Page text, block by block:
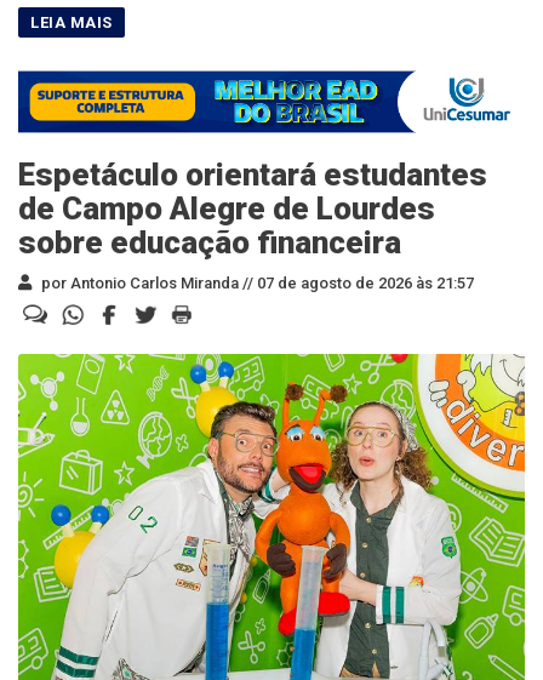
Espetáculo orientará estudantes
de Campo Alegre de Lourdes
sobre educação financeira
por Antonio Carlos Miranda // 07 de agosto de 2026 às 21:57